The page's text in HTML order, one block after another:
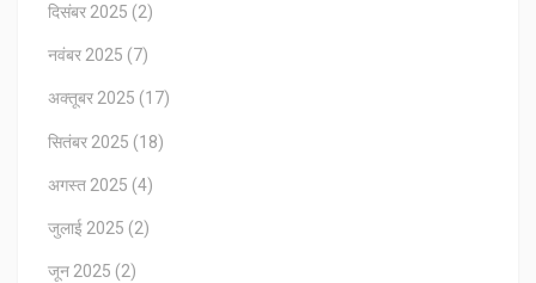
दिसंबर 2025 (2)
नवंबर 2025 (7)
अक्तूबर 2025 (17)
सितंबर 2025 (18)
अगस्त 2025 (4)
जुलाई 2025 (2)
जून 2025 (2)